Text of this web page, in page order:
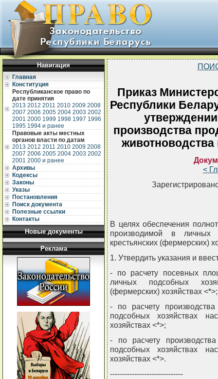
Навигация
Главная
Конституция
Республиканское право по
дате принятия
2013 2012 2011 2010 2009 2008
2007 2006 2005 2004 2003 2002
2001 2000 1999 1998 1997 1996
1995 1994 и ранее
Правовые акты местных
органов власти по датам
2013 2012 2011 2010 2009 2008
2007 2006 2005 2004 2003 2002
2001 2000 и ранее
Архивы
Кодексы
Законы
Указы
Постановления
Поиск документа
Полезные ссылки
Контакты
Новые документы
Реклама
Приказ
Республики
производства
животноводства
<
В целях обеспечения
производимой в личных
крестьянских
1. Утвердить указания и
- по расчету посевных
личных подсобных
(фермерских) хозяйствах <*>;
- по расчету
подсобных хозяйствах
хозяйствах <*>;
- по расчету
подсобных хозяйствах
хозяйствах <*>.
------------------------------